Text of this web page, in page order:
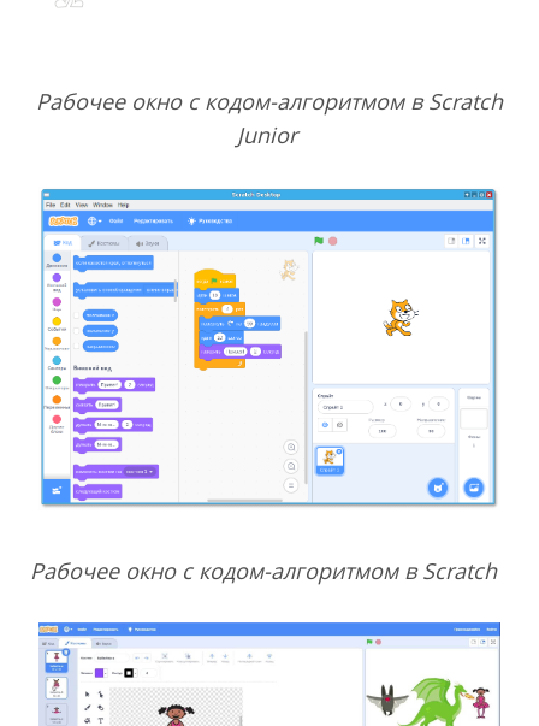
Рабочее окно с кодом-алгоритмом в Scratch
Junior
Рабочее окно с кодом-алгоритмом в Scratch